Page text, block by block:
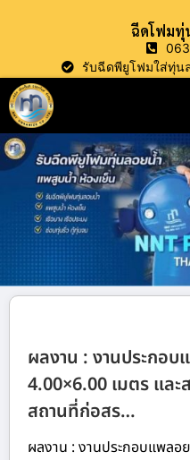
ฉีดโฟมทุ่
รับฉีดพียูโฟมใส่ทุ่น
ผลงาน : งานประกอ
4.00×6.00 เมตร แล
สถานที่ก่อสร…
ผลงาน : งานประกอบแพลอ